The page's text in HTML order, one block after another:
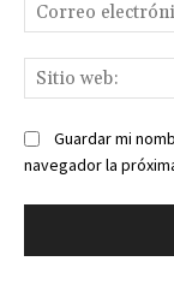
Guardar mi
navegador la